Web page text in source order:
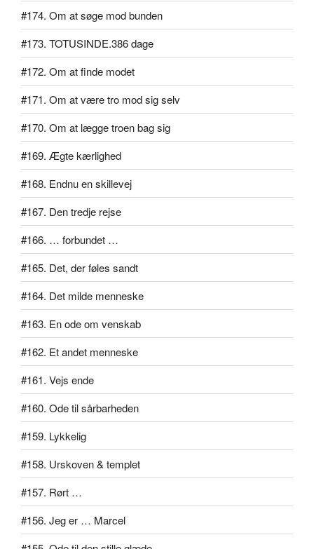
#174. Om at søge mod bunden
#173. TOTUSINDE.386 dage
#172. Om at finde modet
#171. Om at være tro mod sig selv
#170. Om at lægge troen bag sig
#169. Ægte kærlighed
#168. Endnu en skillevej
#167. Den tredje rejse
#166. … forbundet …
#165. Det, der føles sandt
#164. Det milde menneske
#163. En ode om venskab
#162. Et andet menneske
#161. Vejs ende
#160. Ode til sårbarheden
#159. Lykkelig
#158. Urskoven & templet
#157. Rørt …
#156. Jeg er … Marcel